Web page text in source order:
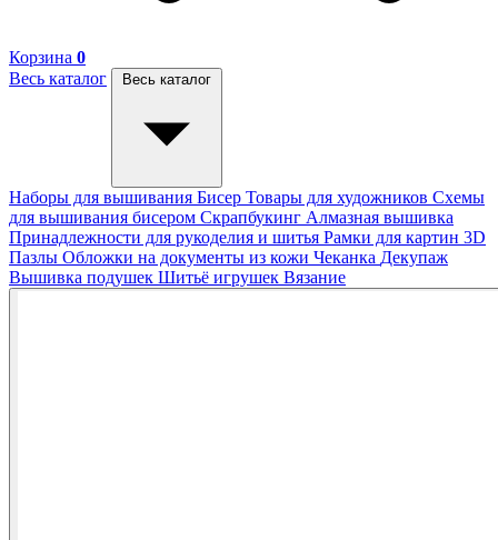
Корзина 0
Весь каталог
Весь каталог
Наборы для вышивания Бисер Товары для художников Схемы
для вышивания бисером Скрапбукинг Алмазная вышивка
Принадлежности для рукоделия и шитья Рамки для картин 3D
Пазлы Обложки на документы из кожи Чеканка Декупаж
Вышивка подушек Шитьё игрушек Вязание